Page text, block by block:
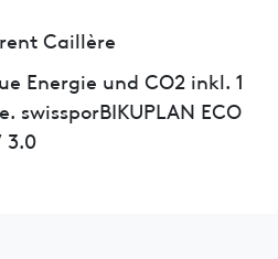
Caillère
Energie und CO2 inkl. 1
swissporBIKUPLAN ECO
3.0